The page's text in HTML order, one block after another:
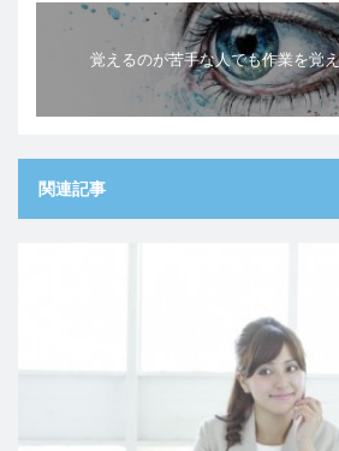
覚えるのが苦手な人でも作業を覚
なる4つの方法
関連記事